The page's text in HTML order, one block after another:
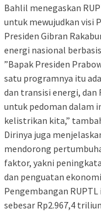
Bahlil menegaskan
untuk mewujudkan visi
Presiden Gibran
energi nasional
”Bapak Presiden
satu programnya itu
dan transisi energi, dan
untuk pedoman dalam
kelistrikan kita,”
Dirinya juga
mendorong
faktor, yakni
dan penguatan
Pengembangan
sebesar Rp2.967,4